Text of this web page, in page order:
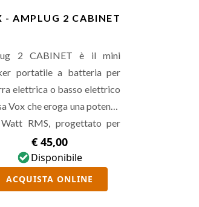
- AMPLUG 2 CABINET
2 CABINET è il mini
portatile a batteria per
elettrica o basso elettrico
Vox che eroga una potenza
RMS, progettato per
le possibilità di ascolto
amps della serie Amplug.
un ingresso per
un ingresso AUX e un
€ 45,00
Disponibile
ACQUISTA ONLINE